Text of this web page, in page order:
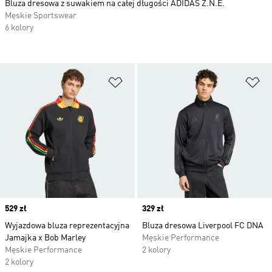
Dodaj do listy życzeń
Price
529 zł
Wyjazdowa bluza reprezentacyjna
Jamajka x Bob Marley
Męskie Performance
2 kolory
Price
329 zł
Bluza dresowa Liverpool FC DNA
Męskie Performance
2 kolory
Bluza dresowa z suwakiem na całej długości ADIDAS Z.N.E.
Męskie Sportswear
6 kolory